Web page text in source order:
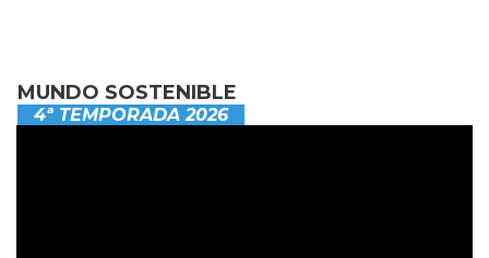
MUNDO SOSTENIBLE
4ª TEMPORADA 2026